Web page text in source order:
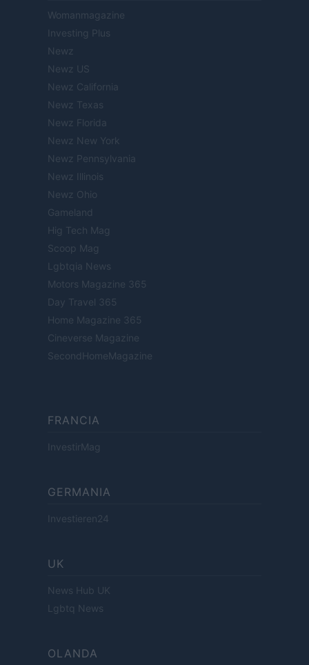
Womanmagazine
Investing Plus
Newz
Newz US
Newz California
Newz Texas
Newz Florida
Newz New York
Newz Pennsylvania
Newz Illinois
Newz Ohio
Gameland
Hig Tech Mag
Scoop Mag
Lgbtqia News
Motors Magazine 365
Day Travel 365
Home Magazine 365
Cineverse Magazine
SecondHomeMagazine
FRANCIA
InvestirMag
GERMANIA
Investieren24
UK
News Hub UK
Lgbtq News
OLANDA